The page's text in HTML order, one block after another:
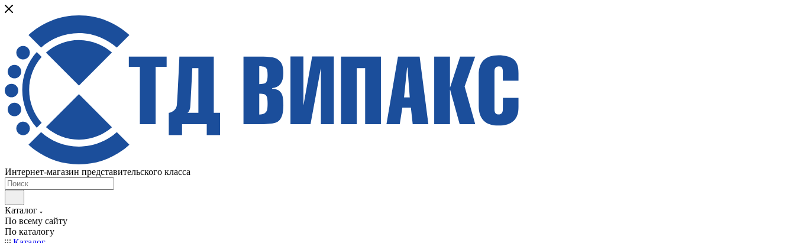
Интернет-магазин представительского класса
Каталог
По всему сайту
По каталогу